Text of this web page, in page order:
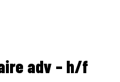
adv – h/f